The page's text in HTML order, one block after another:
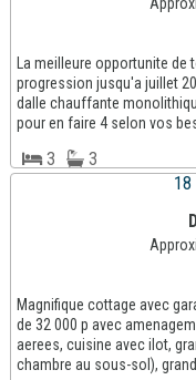
La meilleure opportunite
progression jusqu'a juillet
dalle chauffante
pour en faire 4 selon vos
3 3
18
Magnifique cottage avec
de 32 000 p avec
aerees, cuisine avec ilot,
chambre au sous-sol),